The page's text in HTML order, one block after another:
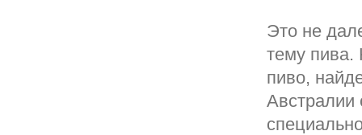
Это не
тему пива.
пиво,
Австралии